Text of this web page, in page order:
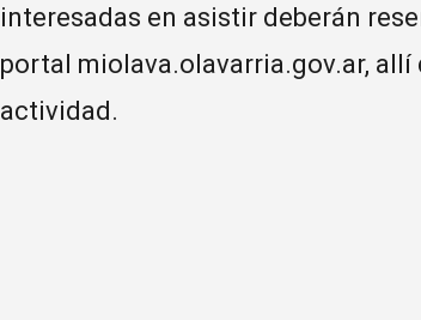
interesadas en asistir deberán
portal miolava.olavarria.gov.ar,
actividad.